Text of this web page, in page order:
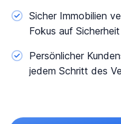
Sicher Immobilien
Fokus auf
Persönlicher
jedem Schritt des